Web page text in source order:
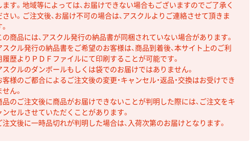
ます。地域等によっては、お届けできない場合もございますのでご了承く
さい。ご注文後、お届け不可の場合は、アスクルよりご連絡させて頂きま
の商品には、アスクル発行の納品書が同梱されていない場合があります。
スクル発行の納品書をご希望のお客様は、商品到着後、本サイト上のご利
履歴よりＰＤＦファイルにて印刷することが可能です。
スクルのダンボールもしくは袋でのお届けではありません。
客様のご都合によるご注文後の変更・キャンセル・返品・交換はお受けでき
せん。
品のご注文後に商品がお届けできないことが判明した際には、ご注文をキ
ンセルさせていただくことがあります。
注文後に一時品切れが判明した場合は、入荷次第のお届けとなります。